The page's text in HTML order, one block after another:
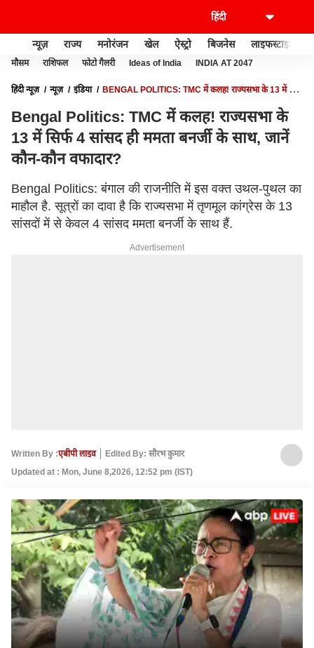
न्यूज़ राज्य मनोरंजन खेल ऐस्ट्रो बिजनेस लाइफस्टाइल
मौसम राशिफल फोटो गैलरी Ideas of India INDIA AT 2047
हिंदी न्यूज़ न्यूज़ इंडिया
BENGAL POLITICS: TMC में कलह! राज्यसभा के 13 में सिर्फ
Bengal Politics: TMC में कलह! राज्यसभा के
13 में सिर्फ 4 सांसद ही ममता बनर्जी के साथ, जानें
कौन-कौन वफादार?
Bengal Politics: बंगाल की राजनीति में इस वक्त उथल-पुथल का
माहौल है. सूत्रों का दावा है कि राज्यसभा में तृणमूल कांग्रेस के 13
सांसदों में से केवल 4 सांसद ममता बनर्जी के साथ हैं.
Advertisement
Written By :एबीपी लाइव
Edited By: सौरभ कुमार
Updated at : Mon, June 8,2026, 12:52 pm (IST)